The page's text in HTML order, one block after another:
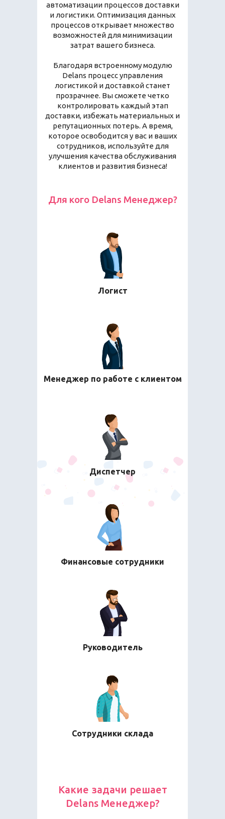
автоматизации процессов доставки
и логистики. Оптимизация данных
процессов открывает множество
возможностей для минимизации
затрат вашего бизнеса.
Благодаря встроенному модулю
Delans процесс управления
логистикой и доставкой станет
прозрачнее. Вы сможете четко
контролировать каждый этап
доставки, избежать материальных и
репутационных потерь. А время,
которое освободится у вас и ваших
сотрудников, используйте для
улучшения качества обслуживания
клиентов и развития бизнеса!
Для кого Delans Менеджер?
Логист
Диспетчер
Руководитель
Какие задачи решает
Delans Менеджер?
Менеджер по работе с клиентом
Финансовые сотрудники
Сотрудники склада